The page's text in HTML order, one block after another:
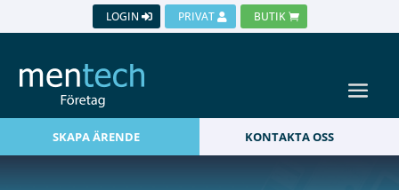
LOGIN PRIVAT BUTIK
SKAPA ÄRENDE KONTAKTA OSS